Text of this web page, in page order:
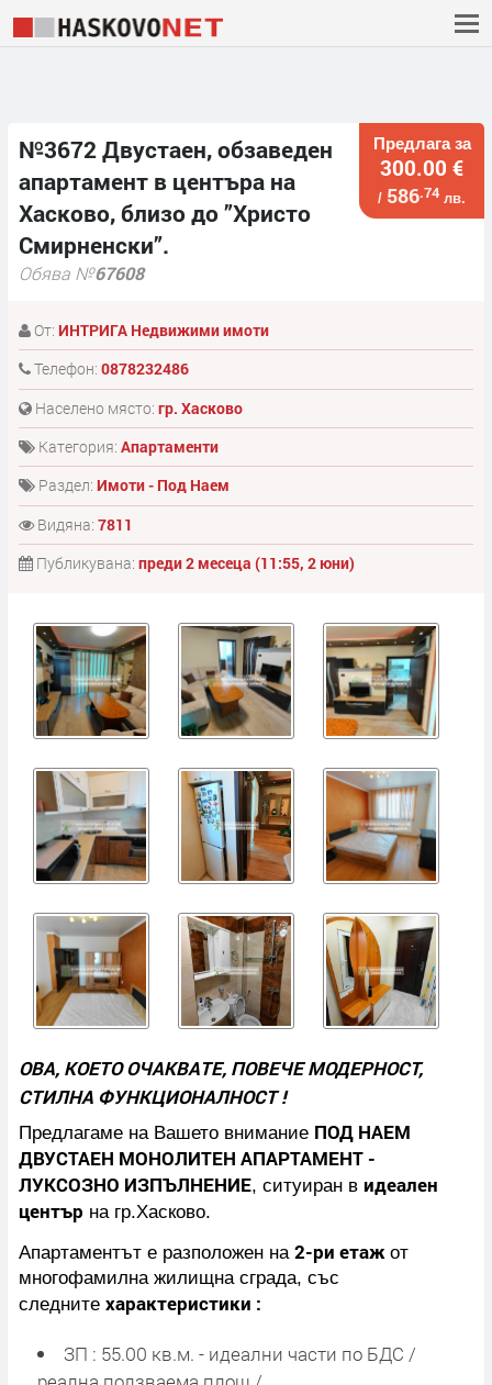
Предлага за
300.00 €
/ 586.74 лв.
№3672 Двустаен, обзаведен
апартамент в центъра на
Хасково, близо до ”Христо
Смирненски”.
Обява №67608
От: ИНТРИГА Недвижими имоти
Телефон: 0878232486
Населено място: гр. Хасково
Категория: Апартаменти
Раздел: Имоти - Под Наем
Видяна: 7811
Публикувана: преди 2 месеца (11:55, 2 юни)
ОВА, КОЕТО ОЧАКВАТЕ, ПОВЕЧЕ МОДЕРНОСТ,
СТИЛНА ФУНКЦИОНАЛНОСТ !
Предлагаме на Вашето внимание ПОД НАЕМ
ДВУСТАЕН МОНОЛИТЕН АПАРТАМЕНТ -
ЛУКСОЗНО ИЗПЪЛНЕНИЕ, ситуиран в идеален
център на гр.Хасково.
Апартаментът е разположен на 2-ри етаж от
многофамилна жилищна сграда, със
следните характеристики :
ЗП : 55.00 кв.м. - идеални части по БДС /